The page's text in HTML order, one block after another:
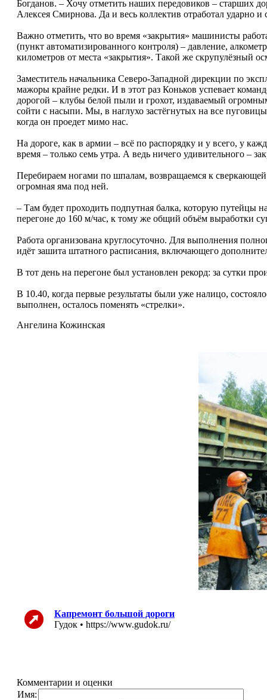
Богданов. – Хочу отметить наших передовиков – старших
Алексея Смирнова. Да и весь коллектив отработал ударно и
Важно отметить, что во время «закрытия» машинисты
(пункт автоматизированного контроля) – давление,
километров от места «закрытия». Такой же скрупулёзный
Заместитель начальника Северо-Западной дирекции по
мажоры крайне редки. И в этот раз Коньков успевает
дорогой – клубы белой пыли и грохот, издаваемый
сойти с насыпи. Мы, в наглухо застёгнутых на все
когда он проедет мимо нас.
На дороге, как в армии – всё по распорядку и у всего, у
время – только семь утра. А ведь ничего удивительного –
Перебираем ногами по шпалам, возвращаемся к
огромная яма под ней.
– Там будет проходить подпутная балка, которую путейцы
перегоне до 160 м/час, к тому же общий объём выработки
Работа организована круглосуточно. Для выполнения
идёт зашита штатного расписания, включающего
В тот день на перегоне был установлен рекорд: за сутки
В 10.40, когда первые результаты были уже налицо,
выполнен, осталось поменять «стрелки».
Ангелина Кожинская
Капремонт большой дороги
Гудок • https://www.gudok.ru/
Комментарии и оценки
Имя: